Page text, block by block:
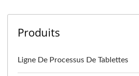
Produits
Ligne De Processus De Tablettes